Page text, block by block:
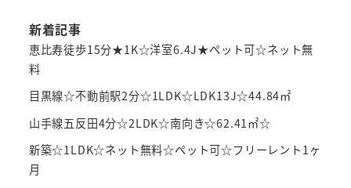
新着記事
恵比寿徒歩15分★1K☆洋室6.4J★ペット可☆ネット無
料
目黒線☆不動前駅2分☆1LDK☆LDK13J☆44.84㎡
山手線五反田4分☆2LDK☆南向き☆62.41㎡☆
新築☆1LDK☆ネット無料☆ペット可☆フリーレント1ヶ
月